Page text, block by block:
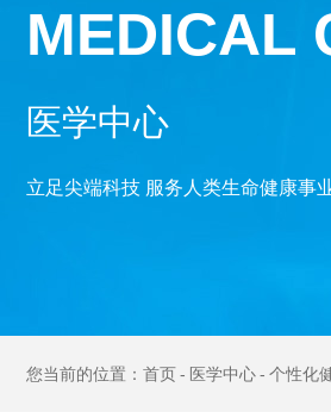
MEDICAL
医学中心
立足尖端科技 服务人类生命健康事
首页 医学中心 个性化